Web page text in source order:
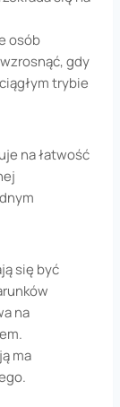
osób
gdy
trybie
na łatwość
się być
na
ma